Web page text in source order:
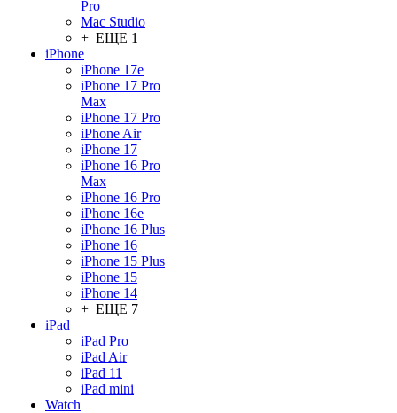
Pro
Mac Studio
+ ЕЩЕ 1
iPhone
iPhone 17e
iPhone 17 Pro
Max
iPhone 17 Pro
iPhone Air
iPhone 17
iPhone 16 Pro
Max
iPhone 16 Pro
iPhone 16e
iPhone 16 Plus
iPhone 16
iPhone 15 Plus
iPhone 15
iPhone 14
+ ЕЩЕ 7
iPad
iPad Pro
iPad Air
iPad 11
iPad mini
Watch